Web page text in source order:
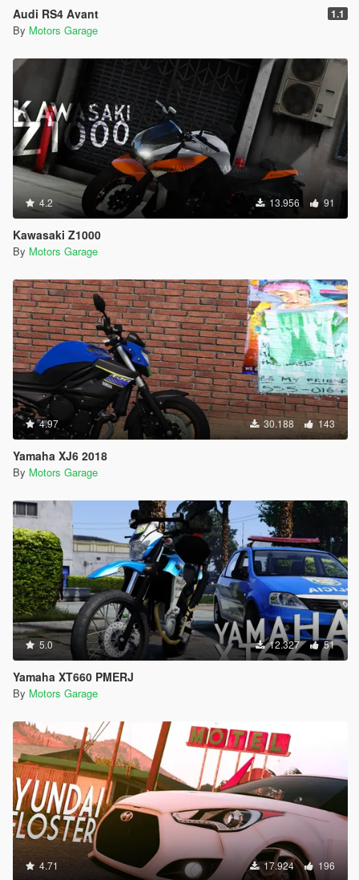
Audi RS4 Avant 1.1
By Motors Garage
4.2 13.956 91
Kawasaki Z1000
By Motors Garage
4.97 30.188 143
Yamaha XJ6 2018
By Motors Garage
5.0 12.327 51
Yamaha XT660 PMERJ
By Motors Garage
4.71 17.924 196